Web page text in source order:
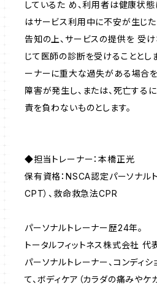
しているた め、利用者は健康状態
はサービス利用中に不安が生じた
告知の上、サービスの提供を 受け
じて医師の診断を受けることとし
ーナーに重大な過失がある場合
障害が発生し、または、死亡する
責を負わないものとします。
◆担当トレーナー：本橋正光
保有資格：NSCA認定パーソナル
CPT）、救命救急法CPR
パーソナルトレーナー歴24年。
トータルフィットネス株式会社 代
パーソナルトレーナー、コンディシ
て、ボディケア（カラダの痛みやケ